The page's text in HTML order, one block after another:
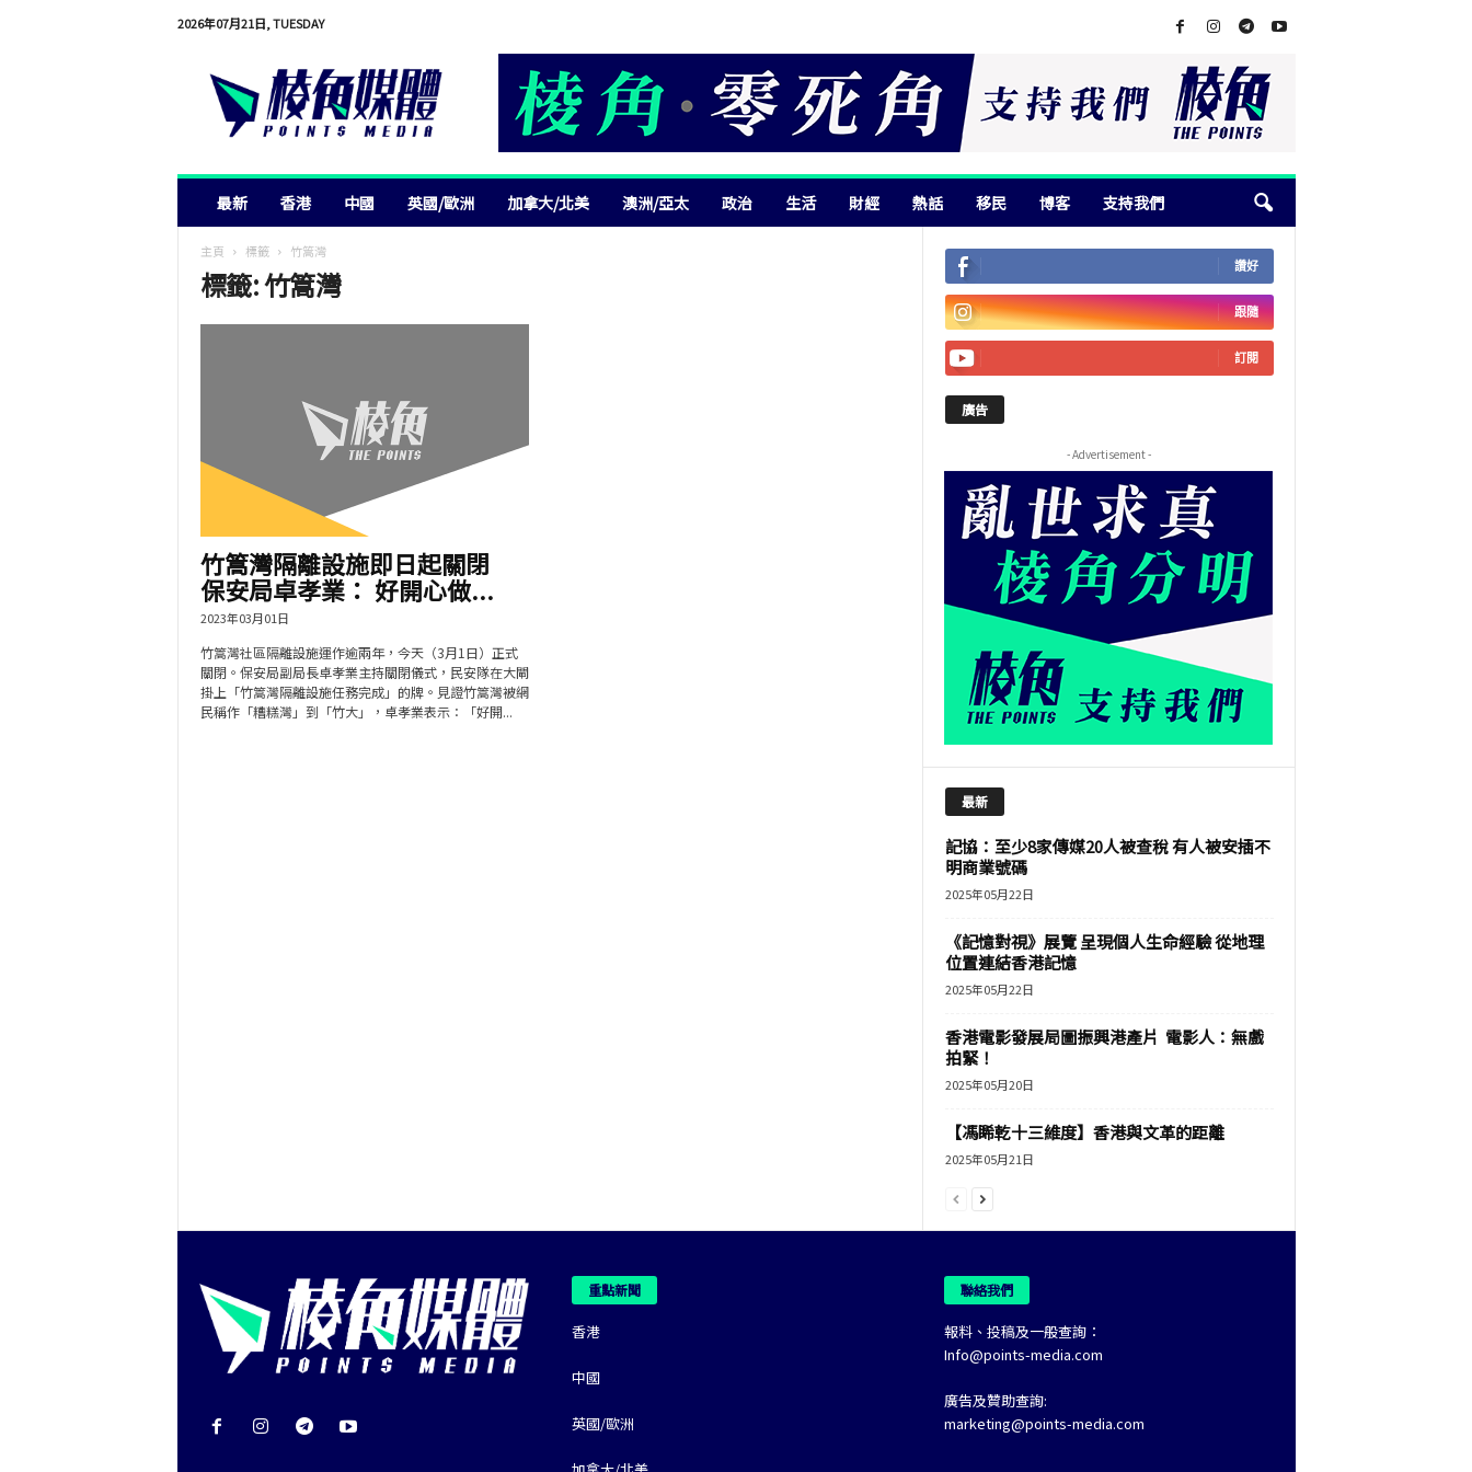
2026年07月21日, TUESDAY
最新 香港 中國 英國/歐洲 加拿大/北美 澳洲/亞太 政治 生活 財經 熱話 移民 博客 支持我們
主頁 標籤 竹篙灣
標籤: 竹篙灣
竹篙灣隔離設施即日起關閉
保安局卓孝業： 好開心做...
2023年03月01日
竹篙灣社區隔離設施運作逾兩年，今天（3月1日）正式
關閉。保安局副局長卓孝業主持關閉儀式，民安隊在大閘
掛上「竹篙灣隔離設施任務完成」的牌。見證竹篙灣被網
民稱作「糟糕灣」到「竹大」，卓孝業表示：「好開...
讚好
跟隨
訂閱
廣告
- Advertisement -
最新
記協：至少8家傳媒20人被查稅 有人被安插不
明商業號碼
2025年05月22日
《記憶對視》展覽 呈現個人生命經驗 從地理
位置連結香港記憶
2025年05月22日
香港電影發展局圖振興港產片 電影人：無戲
拍緊！
2025年05月20日
【馮睎乾十三維度】香港與文革的距離
2025年05月21日
重點新聞
香港
中國
英國/歐洲
聯絡我們
報料、投稿及一般查詢：
Info@points-media.com
廣告及贊助查詢:
marketing@points-media.com